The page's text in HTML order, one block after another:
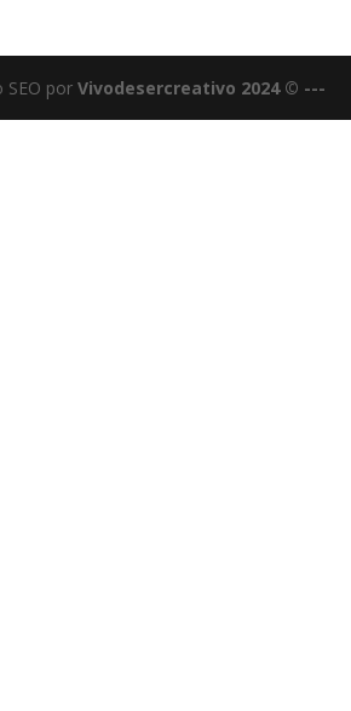
SEO porVivodesercreativo 2024 © ---